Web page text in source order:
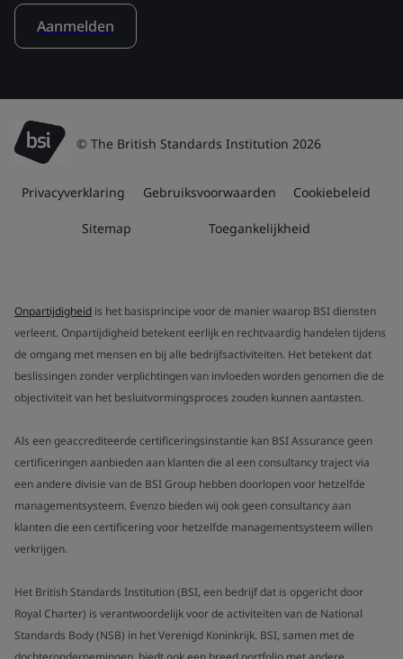
Aanmelden
© The British Standards Institution 2026
Privacyverklaring Gebruiksvoorwaarden Cookiebeleid
Sitemap Toegankelijkheid
Onpartijdigheid is het basisprincipe voor de manier waarop BSI diensten
verleent. Onpartijdigheid betekent eerlijk en rechtvaardig handelen tijdens
de omgang met mensen en bij alle bedrijfsactiviteiten. Het betekent dat
beslissingen zonder verplichtingen van invloeden worden genomen die de
objectiviteit van het besluitvormingsproces zouden kunnen aantasten.
Als een geaccrediteerde certificeringsinstantie kan BSI Assurance geen
certificeringen aanbieden aan klanten die al een consultancy traject via
een andere divisie van de BSI Group hebben doorlopen voor hetzelfde
managementsysteem. Evenzo bieden wij ook geen consultancy aan
klanten die een certificering voor hetzelfde managementsysteem willen
verkrijgen.
Het British Standards Institution (BSI, een bedrijf dat is opgericht door
Royal Charter) is verantwoordelijk voor de activiteiten van de National
Standards Body (NSB) in het Verenigd Koninkrijk. BSI, samen met de